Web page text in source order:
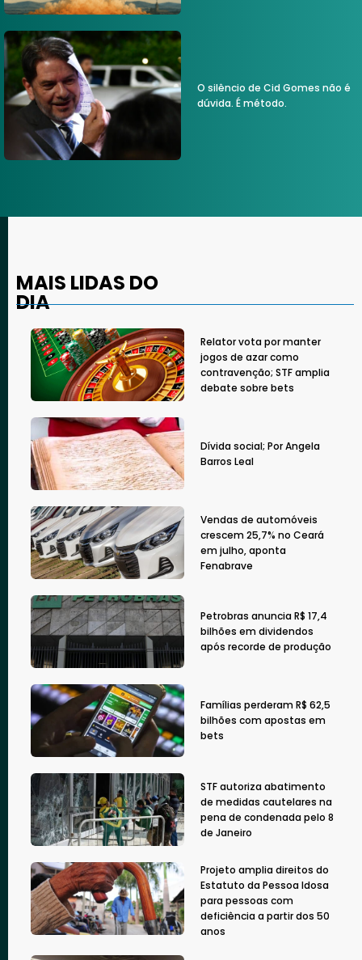
O silêncio de Cid Gomes não é
dúvida. É método.
MAIS LIDAS DO
DIA
Relator vota por manter
jogos de azar como
contravenção; STF amplia
debate sobre bets
Dívida social; Por Angela
Barros Leal
Vendas de automóveis
crescem 25,7% no Ceará
em julho, aponta
Fenabrave
Petrobras anuncia R$ 17,4
bilhões em dividendos
após recorde de produção
Famílias perderam R$ 62,5
bilhões com apostas em
bets
STF autoriza abatimento
de medidas cautelares na
pena de condenada pelo 8
de Janeiro
Projeto amplia direitos do
Estatuto da Pessoa Idosa
para pessoas com
deficiência a partir dos 50
anos